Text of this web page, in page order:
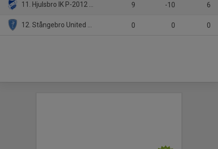
11. Hjulsbro IK P-2012 Blå 9 -10 6
12. Stångebro United BK 2012-13 0 0 0